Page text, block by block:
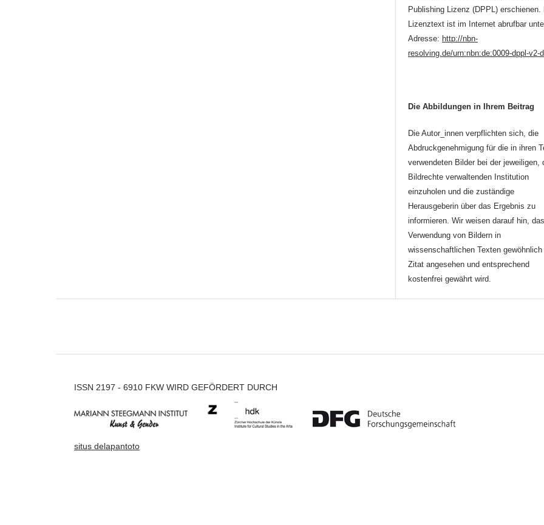
Publishing Lizenz (DPPL) erschienen.
Lizenztext ist im Internet abrufbar
Adresse: http://nbn-
resolving.de/urn:nbn:de:0009-dppl-v2-
Die Abbildungen in Ihrem Beitrag
Die Autor_innen verpflichten sich, die
Abdruckgenehmigung für die in ihren
verwendeten Bilder bei der jeweiligen,
Bildrechte verwaltenden Institution
einzuholen und die zuständige
Herausgeberin über das Ergebnis zu
informieren. Wir weisen darauf hin,
Verwendung von Bildern in
wissenschaftlichen Texten gewöhnlich
Zitat angesehen und entsprechend
kostenfrei gewährt wird.
ISSN 2197 - 6910 FKW WIRD GEFÖRDERT DURCH
situs delapantoto